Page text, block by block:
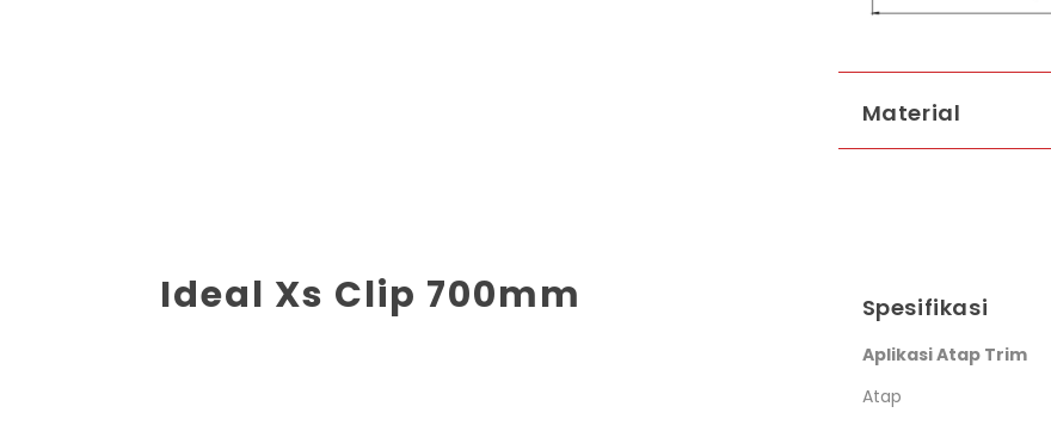
Material
Ideal Xs Clip 700mm Spesifikasi
Aplikasi Atap Trimdek
Atap